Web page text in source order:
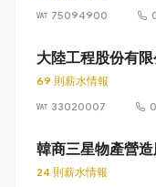
75094900
大陸工程股份有限
69 則薪水情報
33020007
韓商三星物產營
24 則薪水情報